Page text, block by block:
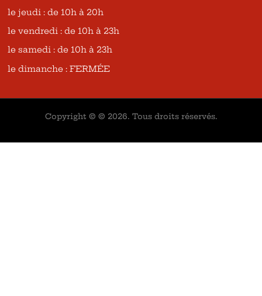
le jeudi : de 10h à 20h
le vendredi : de 10h à 23h
le samedi : de 10h à 23h
le dimanche : FERMÉE
Copyright © © 2026. Tous droits réservés.